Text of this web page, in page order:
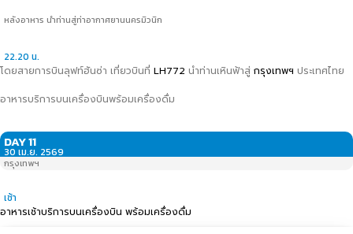
หลังอาหาร นำท่านสู่ท่าอากาศยานนครมิวนิก
22.20 น.
โดยสายการบินลุฟท์ฮันซ่า เที่ยวบินที่ LH772 นำท่านเหินฟ้าสู่ กรุงเทพฯ ประเทศไทย
อาหารบริการบนเครื่องบินพร้อมเครื่องดื่ม
DAY 11
30 เม.ย. 2569
กรุงเทพฯ
เช้า
อาหารเช้าบริการบนเครื่องบิน พร้อมเครื่องดื่ม